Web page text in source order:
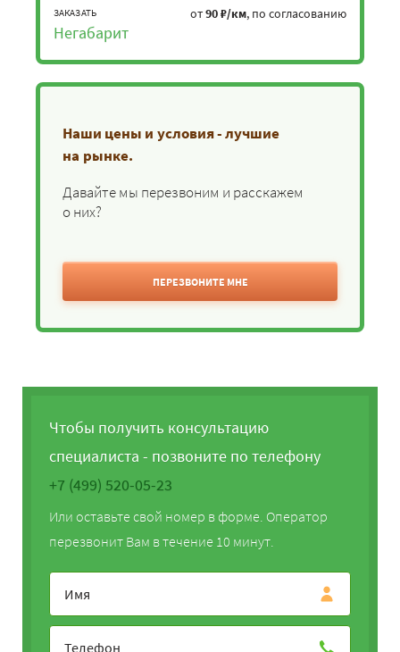
ЗАКАЗАТЬ
Негабарит
от90 ₽/км, по согласованию
Наши цены и условия - лучшие
на рынке.
Давайте мы перезвоним и расскажем
о них?
ПЕРЕЗВОНИТЕ МНЕ
Чтобы получить консультацию
специалиста - позвоните по телефону
+7 (499) 520-05-23
Или оставьте свой номер в форме. Оператор
перезвонит Вам в течение 10 минут.